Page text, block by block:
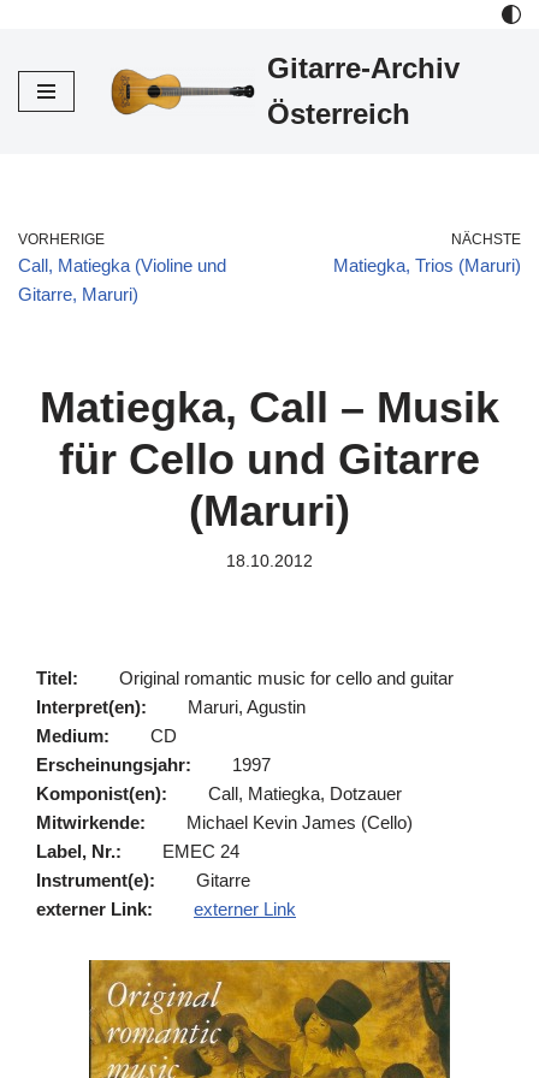
Inhalt
Gitarre-Archiv
Österreich
VORHERIGE
Call, Matiegka (Violine und
Gitarre, Maruri)
NÄCHSTE
Matiegka, Trios (Maruri)
Matiegka, Call – Musik
für Cello und Gitarre
(Maruri)
18.10.2012
Titel:
Original romantic music for cello and guitar
Interpret(en):
Maruri, Agustin
Medium:
CD
Erscheinungsjahr:
1997
Komponist(en):
Call, Matiegka, Dotzauer
Mitwirkende:
Michael Kevin James (Cello)
Label, Nr.:
EMEC 24
Instrument(e):
Gitarre
externer Link:
externer Link